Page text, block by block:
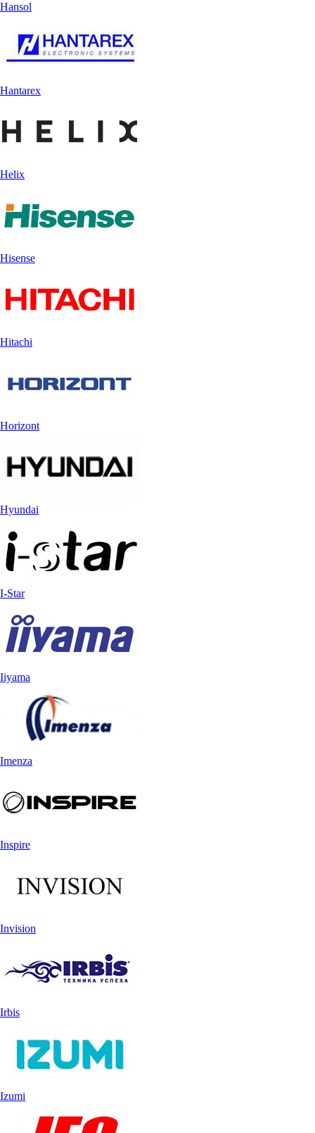
Hansol
Hantarex
Helix
Hisense
Hitachi
Horizont
Hyundai
I-Star
Iiyama
Imenza
Inspire
Invision
Irbis
Izumi